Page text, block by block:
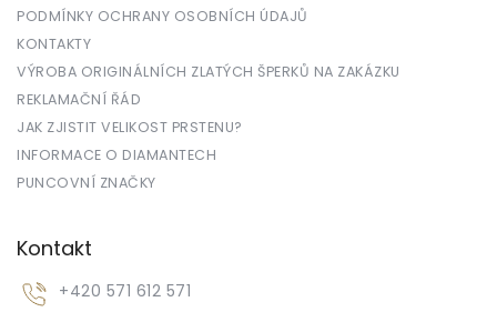
PODMÍNKY OCHRANY OSOBNÍCH ÚDAJŮ
KONTAKTY
VÝROBA ORIGINÁLNÍCH ZLATÝCH ŠPERKŮ NA ZAKÁZKU
REKLAMAČNÍ ŘÁD
JAK ZJISTIT VELIKOST PRSTENU?
INFORMACE O DIAMANTECH
PUNCOVNÍ ZNAČKY
Kontakt
+420 571 612 571